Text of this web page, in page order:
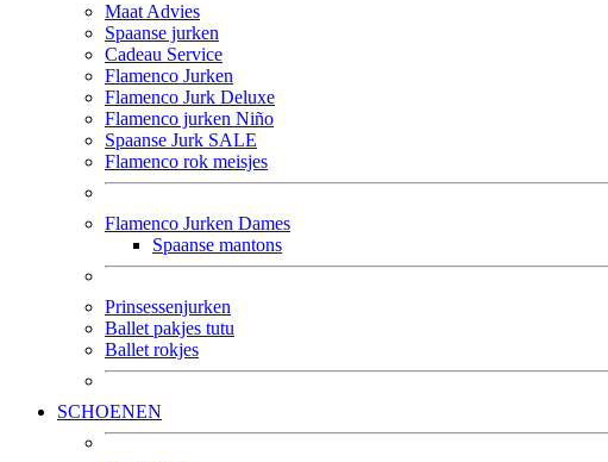
Maat Advies
Spaanse jurken
Cadeau Service
Flamenco Jurken
Flamenco Jurk Deluxe
Flamenco jurken Niño
Spaanse Jurk SALE
Flamenco rok meisjes
Flamenco Jurken Dames
Spaanse mantons
Prinsessenjurken
Ballet pakjes tutu
Ballet rokjes
SCHOENEN